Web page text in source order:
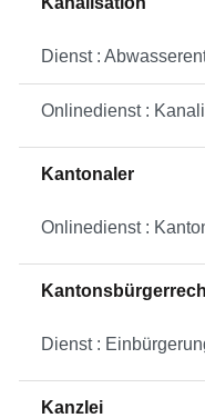
Dienst :
Onlinedienst :
Kantonaler
Onlinedienst :
Dienst :
Kanzlei